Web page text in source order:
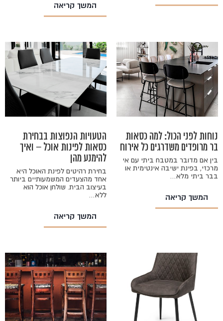
המשך קריאה
נוחות לפני הכול: למה כסאות
בר מרופדים משדרגים כל אירוח
בין אם מדובר במטבח ביתי עם אי
מרכזי, בפינת ישיבה אינטימית או
בבר ביתי מלא…
המשך קריאה
הטעויות הנפוצות בבחירת
כסאות לפינות אוכל – ואיך
להימנע מהן
בחירת רהיטים לפינת האוכל היא
אחד מהצעדים המשמעותיים ביותר
בעיצוב הבית. שולחן אוכל הוא
ללא…
המשך קריאה